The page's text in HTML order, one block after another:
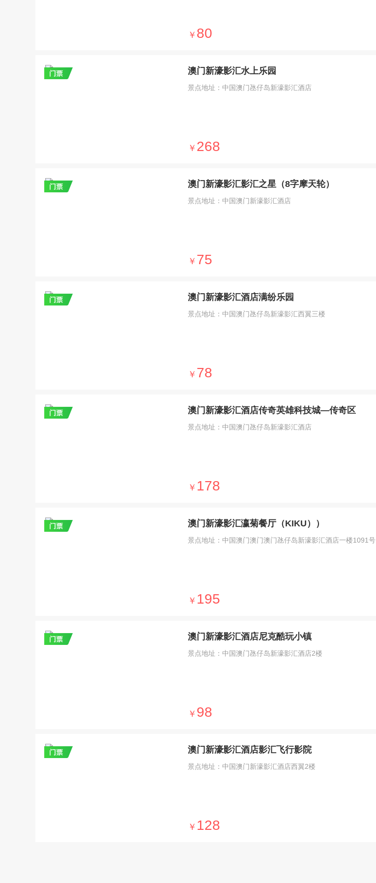
￥ 80
澳门新濠影汇水上乐园
景点地址：中国澳门氹仔岛新濠影汇酒店
￥ 268
澳门新濠影汇影汇之星（8字摩天轮）
景点地址：中国澳门新濠影汇酒店
￥ 75
澳门新濠影汇酒店满纷乐园
景点地址：中国澳门氹仔岛新濠影汇西翼三楼
￥ 78
澳门新濠影汇酒店传奇英雄科技城—传奇区
景点地址：中国澳门氹仔岛新濠影汇酒店
￥ 178
澳门新濠影汇瀛菊餐厅（KIKU））
景点地址：中国澳门澳门澳门氹仔岛新濠影汇酒店一楼1091号
￥ 195
澳门新濠影汇酒店尼克酷玩小镇
景点地址：中国澳门氹仔岛新濠影汇酒店2楼
￥ 98
澳门新濠影汇酒店影汇飞行影院
景点地址：中国澳门新濠影汇酒店西翼2楼
￥ 128